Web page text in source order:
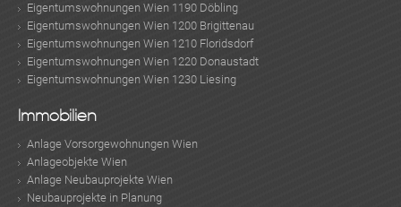
Eigentumswohnungen Wien 1190 Döbling
Eigentumswohnungen Wien 1200 Brigittenau
Eigentumswohnungen Wien 1210 Floridsdorf
Eigentumswohnungen Wien 1220 Donaustadt
Eigentumswohnungen Wien 1230 Liesing
Immobilien
Anlage Vorsorgewohnungen Wien
Anlageobjekte Wien
Anlage Neubauprojekte Wien
Neubauprojekte in Planung